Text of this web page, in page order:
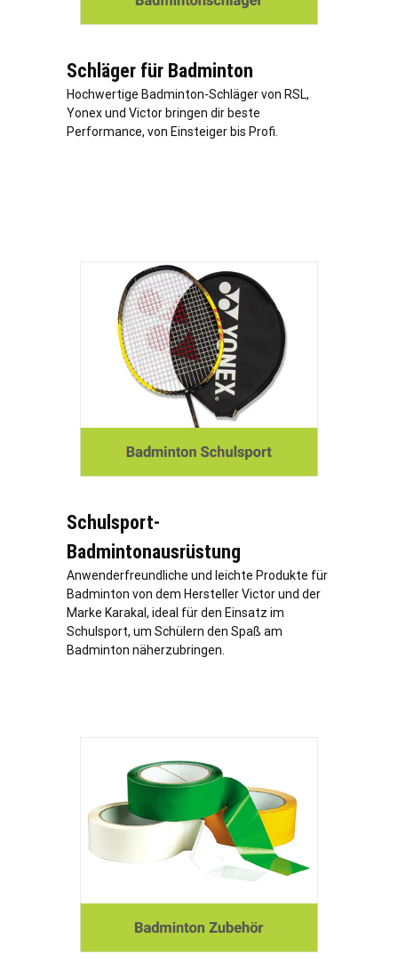
Schläger für Badminton
Hochwertige Badminton-Schläger von RSL,
Yonex und Victor bringen dir beste
Performance, von Einsteiger bis Profi.
Schulsport-
Badmintonausrüstung
Anwenderfreundliche und leichte Produkte für
Badminton von dem Hersteller Victor und der
Marke Karakal, ideal für den Einsatz im
Schulsport, um Schülern den Spaß am
Badminton näherzubringen.